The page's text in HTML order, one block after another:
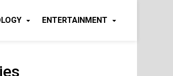
ENTERTAINMENT